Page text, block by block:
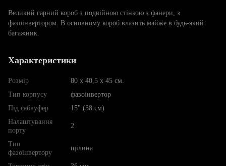
Великий гарний короб з подвійною стінкою з фанери, з
фазоінвертором. В основному короб влазить майже в будь-який
багажник.
Характеристики
Розмір
80 х 40,5 х 45 см.
Тип корпусу
фазоінвертор
Під сабвуфер
15" (38 см)
Налаштування
порту
2
Тип
фазоінвертору
щілина